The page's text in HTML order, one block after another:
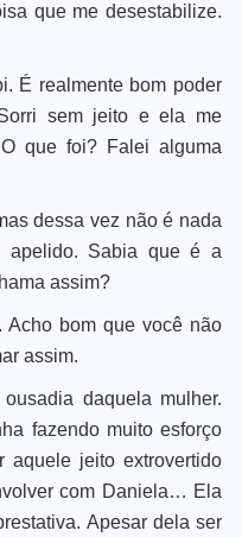
que me desestabilize.
É realmente bom poder
sem jeito e ela me
que foi? Falei alguma
dessa vez não é nada
apelido. Sabia que é a
assim?
Acho bom que você não
assim.
daquela mulher.
fazendo muito esforço
aquele jeito extrovertido
com Daniela… Ela
Apesar dela ser